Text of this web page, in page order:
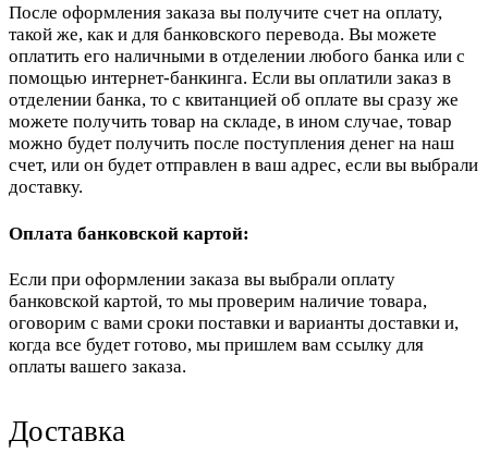
После оформления заказа вы получите счет на оплату,
такой же, как и для банковского перевода. Вы можете
оплатить его наличными в отделении любого банка или с
помощью интернет-банкинга. Если вы оплатили заказ в
отделении банка, то с квитанцией об оплате вы сразу же
можете получить товар на складе, в ином случае, товар
можно будет получить после поступления денег на наш
счет, или он будет отправлен в ваш адрес, если вы выбрали
доставку.
Оплата банковской картой:
Если при оформлении заказа вы выбрали оплату
банковской картой, то мы проверим наличие товара,
оговорим с вами сроки поставки и варианты доставки и,
когда все будет готово, мы пришлем вам ссылку для
оплаты вашего заказа.
Доставка